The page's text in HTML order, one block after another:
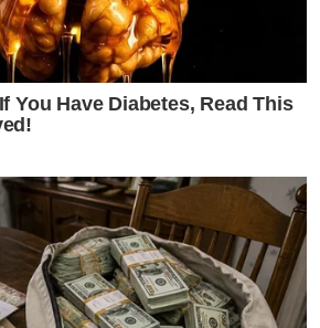
You Have Diabetes, Read This